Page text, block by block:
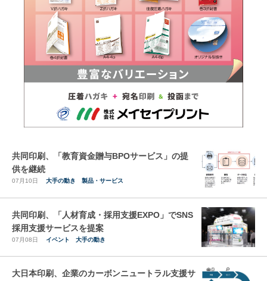
共同印刷、「教育資金贈与BPOサービス」の提
供を継続
07月10日 大手の動き 製品・サービス
共同印刷、「人材育成・採用支援EXPO」でSNS
採用支援サービスを提案
07月08日 イベント 大手の動き
大日本印刷、企業のカーボンニュートラル支援サ